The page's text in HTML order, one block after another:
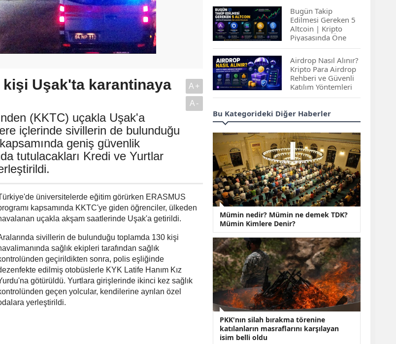
Uşak'ta karantinaya
(KKTC) uçakla Uşak'a
içlerinde sivillerin de bulunduğu
geniş güvenlik
tutulacakları Kredi ve Yurtlar
A+
A-
üniversitelerde eğitim görürken ERASMUS
kapsamında KKTC'ye giden öğrenciler, ülkeden
uçakla akşam saatlerinde Uşak'a getirildi.
sivillerin de bulunduğu toplamda 130 kişi
sağlık ekipleri tarafından sağlık
geçirildikten sonra, polis eşliğinde
edilmiş otobüslerle KYK Latife Hanım Kız
götürüldü. Yurtlara girişlerinde ikinci kez sağlık
geçen yolcular, kendilerine ayrılan özel
yerleştirildi.
Hesaplanır? MTV
Borcu Nasıl
Sorgulanır?
Bugün Takip
Edilmesi Gereken 5
Altcoin | Kripto
Piyasasında Öne
Çıkan Projeler
Airdrop Nasıl Alınır?
Kripto Para Airdrop
Rehberi ve Güvenli
Katılım Yöntemleri
Spot ve Vadeli İşlem
Arasındaki Farklar |
İçin Daha Uygun?
ABD-İran Anlaşması
Sonrası Altın Rekora
Koştu, Petrol
Fiyatları Sert Düştü
Temmuz 2026 Maaş
Zammı Netleşiyor!
Memur, Emekli ve
Sosyal Yardımlarda
Yeni Oranlar
KOSGEB’den
KOBİ’lere Dev
Finansman Hamlesi:
36 Ay Vadeli 30
Milyon TL Destek
Emekli Maaşlarında
Temmuz Hesabı:
Zam Oranı ve Taban
Aylık İçin Yeni
Bu Kategorideki Diğer Haberler
Mümin nedir? Mümin ne demek TDK?
Mümin Kimlere Denir?
PKK'nın silah bırakma törenine
katılanların masraflarını karşılayan
isim belli oldu